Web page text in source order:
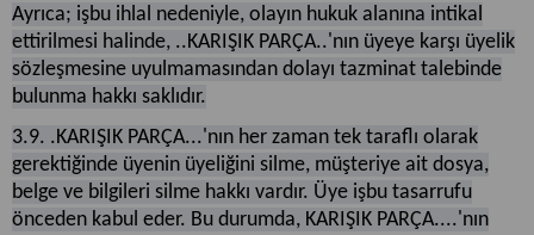
Ayrıca; işbu ihlal nedeniyle, olayın hukuk alanına intikal
ettirilmesi halinde, ..KARIŞIK PARÇA..'nın üyeye karşı üyelik
sözleşmesine uyulmamasından dolayı tazminat talebinde
bulunma hakkı saklıdır.
3.9. .KARIŞIK PARÇA...'nın her zaman tek taraflı olarak
gerektiğinde üyenin üyeliğini silme, müşteriye ait dosya,
belge ve bilgileri silme hakkı vardır. Üye işbu tasarrufu
önceden kabul eder. Bu durumda, KARIŞIK PARÇA....'nın